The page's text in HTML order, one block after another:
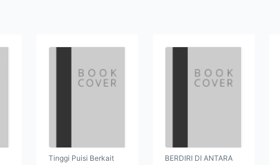
Tinggi Puisi Berkait
BERDIRI DI ANTARA